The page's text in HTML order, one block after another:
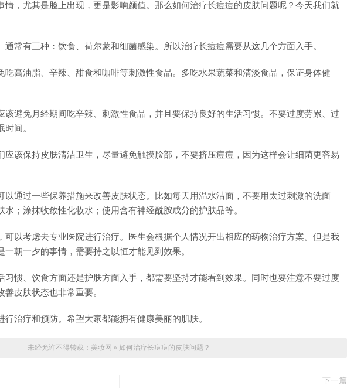
情，尤其是脸上出现，更是影响颜值。那么如何治疗长痘痘的皮肤问题呢？今天我们就
常有三种：饮食、荷尔蒙和细菌感染。所以治疗长痘痘需要从这几个方面入手。
吃高油脂、辛辣、甜食和咖啡等刺激性食品。多吃水果蔬菜和清淡食品，保证身体健
该避免月经期间吃辛辣、刺激性食品，并且要保持良好的生活习惯。不要过度劳累、过
间。
应该保持皮肤清洁卫生，尽量避免触摸脸部，不要挤压痘痘，因为这样会让细菌更容易
以通过一些保养措施来改善皮肤状态。比如每天用温水洁面，不要用太过刺激的洗面
；涂抹收敛性化妆水；使用含有神经酰胺成分的护肤品等。
可以考虑去专业医院进行治疗。医生会根据个人情况开出相应的药物治疗方案。但是我
朝一夕的事情，需要持之以恒才能见到效果。
习惯、饮食方面还是护肤方面入手，都需要坚持才能看到效果。同时也要注意不要过度
皮肤状态也非常重要。
治疗和预防。希望大家都能拥有健康美丽的肌肤。
未经允许不得转载： 美妆网 » 如何治疗长痘痘的皮肤问题？
下一篇